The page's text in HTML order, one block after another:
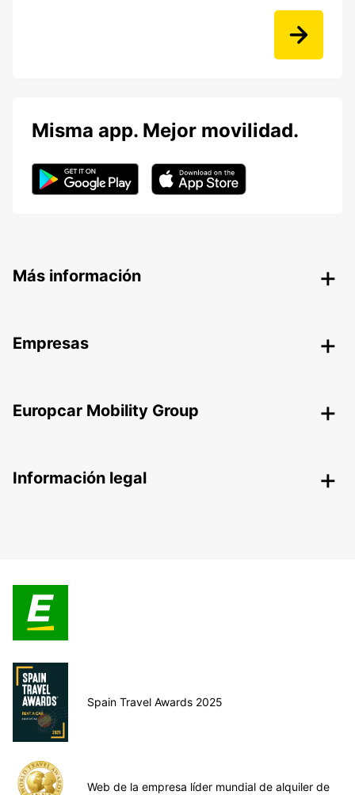
Misma app. Mejor movilidad.
Más información
Empresas
Europcar Mobility Group
Información legal
Spain Travel Awards 2025
Web de la empresa líder mundial de alquiler de